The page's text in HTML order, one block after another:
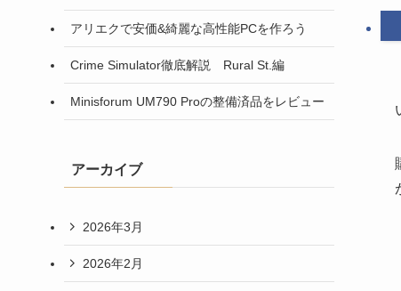
アリエクで安価&綺麗な高性能PCを作ろう
Crime Simulator徹底解説 Rural St.編
Minisforum UM790 Proの整備済品をレビュー
アーカイブ
2026年3月
2026年2月